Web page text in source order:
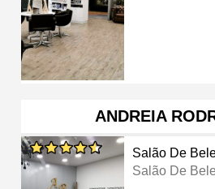
ANDREIA
Salão De
Salão De